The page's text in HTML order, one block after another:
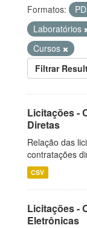
Formatos:
Laboratórios
Cursos
Filtrar
Licitações -
Diretas
Relação das
contratações
CSV
Licitações -
Eletrônicas